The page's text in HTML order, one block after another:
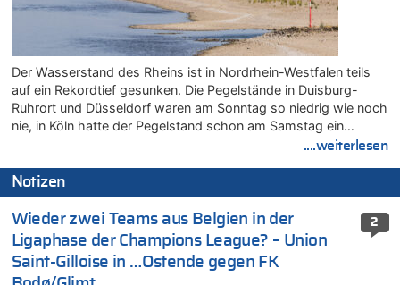
Der Wasserstand des Rheins ist in Nordrhein-Westfalen teils
auf ein Rekordtief gesunken. Die Pegelstände in Duisburg-
Ruhrort und Düsseldorf waren am Sonntag so niedrig wie noch
nie, in Köln hatte der Pegelstand schon am Samstag ein…
....weiterlesen
Notizen
2
Wieder zwei Teams aus Belgien in der
Ligaphase der Champions League? – Union
Saint-Gilloise in …Ostende gegen FK